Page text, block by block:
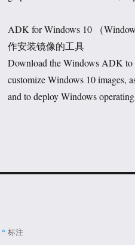
ADK for Windows 10 （
作安装镜像的工具
Download the Windows ADK to
customize Windows 10 images,
and to deploy Windows
* 标注